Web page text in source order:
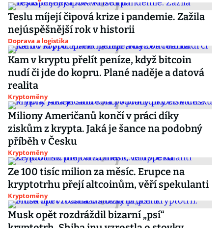
Teslu míjejí čipová krize i pandemie. Zažila
nejúspěšnější rok v historii
Doprava a logistika
Kam v kryptu přelít peníze, když bitcoin
nudí či jde do kopru. Plané naděje a datová
realita
Kryptoměny
Miliony Američanů končí v práci díky
ziskům z krypta. Jaká je šance na podobný
příběh v Česku
Kryptoměny
Ze 100 tisíc milion za měsíc. Erupce na
kryptotrhu přejí altcoinům, věří spekulanti
Kryptoměny
Musk opět rozdráždil bizarní „psí“